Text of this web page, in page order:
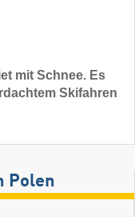
mit Schnee. Es
Skifahren
Polen